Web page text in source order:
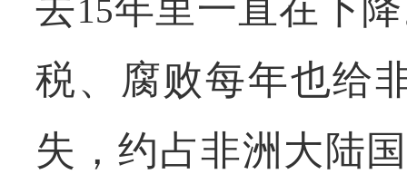
15
税、腐败每年也给
失，约占非洲大陆